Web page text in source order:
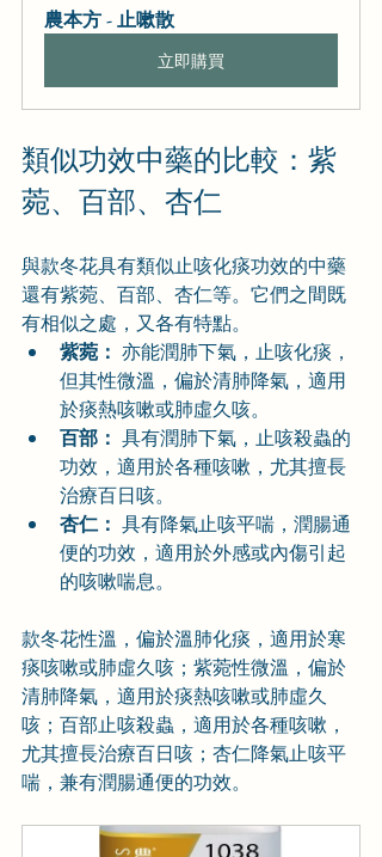
農本方 - 止嗽散
立即購買
類似功效中藥的比較：紫
菀、百部、杏仁
與款冬花具有類似止咳化痰功效的中藥
還有紫菀、百部、杏仁等。它們之間既
有相似之處，又各有特點。
紫菀： 亦能潤肺下氣，止咳化痰，
但其性微溫，偏於清肺降氣，適用
於痰熱咳嗽或肺虛久咳。
百部： 具有潤肺下氣，止咳殺蟲的
功效，適用於各種咳嗽，尤其擅長
治療百日咳。
杏仁： 具有降氣止咳平喘，潤腸通
便的功效，適用於外感或內傷引起
的咳嗽喘息。
款冬花性溫，偏於溫肺化痰，適用於寒
痰咳嗽或肺虛久咳；紫菀性微溫，偏於
清肺降氣，適用於痰熱咳嗽或肺虛久
咳；百部止咳殺蟲，適用於各種咳嗽，
尤其擅長治療百日咳；杏仁降氣止咳平
喘，兼有潤腸通便的功效。